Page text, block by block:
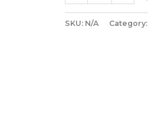
SKU: N/A Category: